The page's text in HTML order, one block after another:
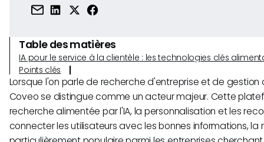
Table des matières
IA pour le service à la clientèle : les technologies clés
Points clés
Lorsque l'on parle de recherche d'entreprise et de
Coveo se distingue comme un acteur majeur. Cette
recherche alimentée par l'IA, la personnalisation et les
connecter les utilisateurs avec les bonnes informations, la